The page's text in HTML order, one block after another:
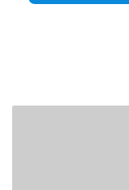
Finalmente, la
Según Del Cero,